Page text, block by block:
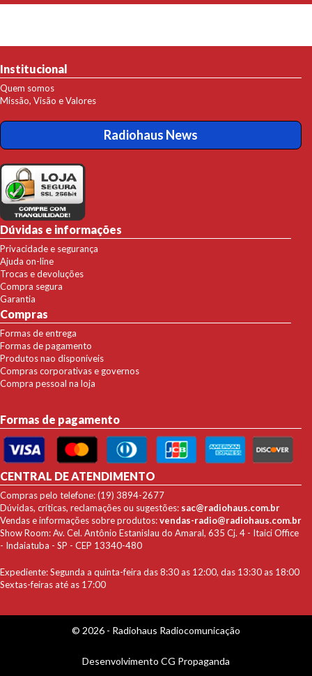
Institucional
Quem somos
Missão, Visão e Valores
Radiohaus News
Dúvidas e informações
Privacidade e segurança
Ajuda on-line
Trocas e devoluções
Compra segura
Garantia
Compras
Formas de entrega
Formas de pagamento
Produtos nao disponíveis
Compras corporativas e governos
Compra pessoal na loja
Formas de pagamento
CENTRAL DE ATENDIMENTO
Compras pelo telefone: (19) 3894-2677
Dúvidas, críticas, reclamações ou sugestões: sac@radiohaus.com.br
Vendas e informações sobre produtos:vendas-radio@radiohaus.com.br
Show Room: Av. Cel. Antônio Estanislau do Amaral, 635 Cj. 4 - Itaici Office
- Indaiatuba - SP - CEP 13340-480
Expediente: Segunda a quinta-feira das 8:30 as 12:00, das 13:30 as 18:00
Sextas-feiras até as 17:00
© 2026 - Radiohaus Radiocomunicação
Desenvolvimento CG Propaganda